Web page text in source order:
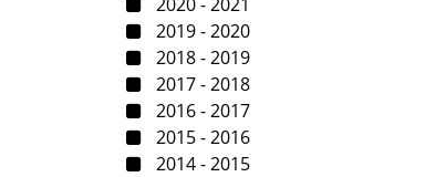
2019 - 2020
2018 - 2019
2017 - 2018
2016 - 2017
2015 - 2016
2014 - 2015